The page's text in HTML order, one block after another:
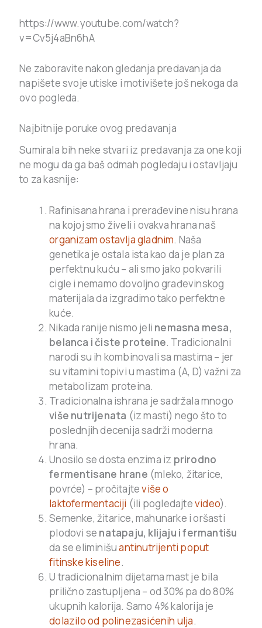
https://www.youtube.com/watch?
v=Cv5j4aBn6hA
Ne zaboravite nakon gledanja predavanja da
napišete svoje utiske i motivišete još nekoga da
ovo pogleda.
Najbitnije poruke ovog predavanja
Sumirala bih neke stvari iz predavanja za one koji
ne mogu da ga baš odmah pogledaju i ostavljaju
to za kasnije:
Rafinisana hrana i prerađevine nisu hrana
na kojoj smo živeli i ovakva hrana naš
organizam ostavlja gladnim. Naša
genetika je ostala ista kao da je plan za
perfektnu kuću – ali smo jako pokvarili
cigle i nemamo dovoljno građevinskog
materijala da izgradimo tako perfektne
kuće.
Nikada ranije nismo jeli nemasna mesa,
belanca i čiste proteine. Tradicionalni
narodi su ih kombinovali sa mastima – jer
su vitamini topivi u mastima (A, D) važni za
metabolizam proteina.
Tradicionalna ishrana je sadržala mnogo
više nutrijenata (iz masti) nego što to
poslednjih decenija sadrži moderna
hrana.
Unosilo se dosta enzima iz prirodno
fermentisane hrane (mleko, žitarice,
povrće) – pročitajteviše o
laktofermentaciji (ili pogledajtevideo).
Semenke, žitarice, mahunarke i oršasti
plodovi se natapaju, klijaju i fermantišu
da se eliminišuantinutrijenti poput
fitinske kiseline.
U tradicionalnim dijetama mast je bila
prilično zastupljena – od 30% pa do 80%
ukupnih kalorija. Samo 4% kalorija je
dolazilo od polinezasićenih ulja.